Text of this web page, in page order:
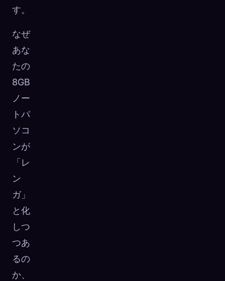
す。
なぜ
あな
たの
8GB
ノー
トパ
ソコ
ンが
「レ
ン
ガ」
と化
しつ
つあ
るの
か、